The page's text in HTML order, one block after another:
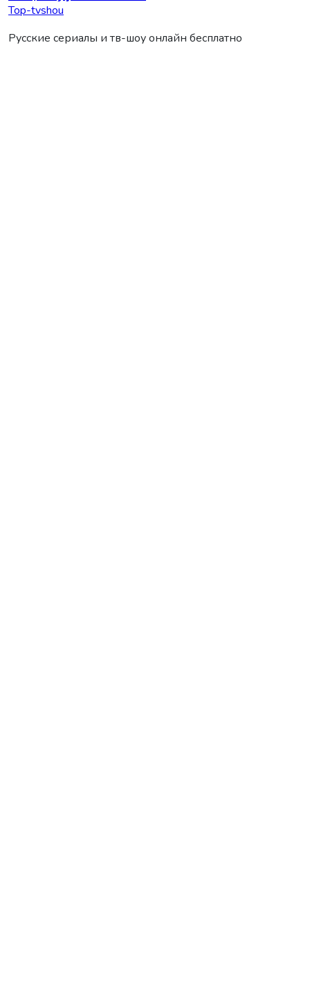
Top-tvshou
Русские сериалы и тв-шоу онлайн бесплатно